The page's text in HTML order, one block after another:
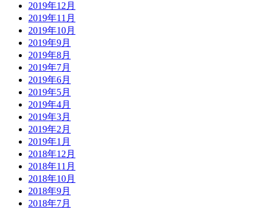
2019年12月
2019年11月
2019年10月
2019年9月
2019年8月
2019年7月
2019年6月
2019年5月
2019年4月
2019年3月
2019年2月
2019年1月
2018年12月
2018年11月
2018年10月
2018年9月
2018年7月